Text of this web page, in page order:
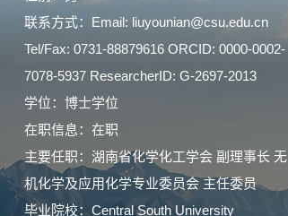
联系方式：Email: liuyounian@csu.edu.cn
Tel/Fax: 0731-88879616 ORCID: 0000-0002-
7078-5937 ResearcherID: G-2697-2013
学位：博士学位
在职信息：在职
主要任职：湖南省化学化工学会 副理事长 无
机化学及应用化学专业委员会 主任委员
毕业院校：Central South University